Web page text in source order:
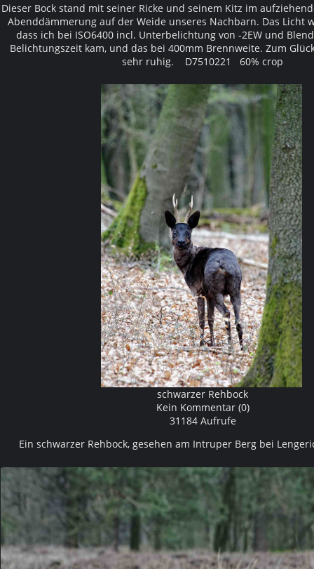
Dieser Bock stand mit seiner Ricke und seinem Kitz im
Abenddämmerung auf der Weide unseres Nachbarn. Das Licht
dass ich bei ISO6400 incl. Unterbelichtung von -2EW und
Belichtungszeit kam, und das bei 400mm Brennweite. Zum
sehr ruhig. D7510221 60% crop
schwarzer Rehbock
Kein Kommentar (0)
31184 Aufrufe
Ein schwarzer Rehbock, gesehen am Intruper Berg bei